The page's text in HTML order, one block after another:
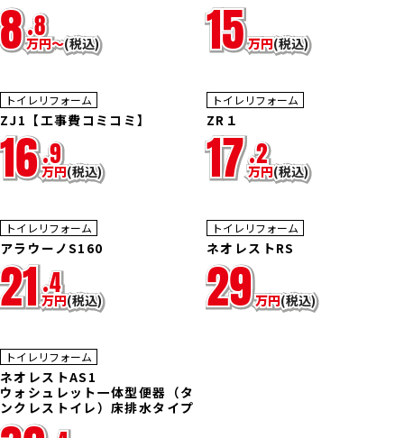
8.8
万円〜(税込) 15 万円(税込)
33 %OFF
トイレリフォーム
ZJ1【工事費コミコミ】
16.9
万円(税込)
39 %OFF
トイレリフォーム
ZR１
17.2
万円(税込)
25 %OFF
トイレリフォーム
アラウーノS160
21.4
万円(税込)
15 %OFF
トイレリフォーム
ネオレストRS
29 万円(税込)
工事費
込み
トイレリフォーム
ネオレストAS1
ウォシュレット一体型便器（タ
ンクレストイレ）床排水タイプ